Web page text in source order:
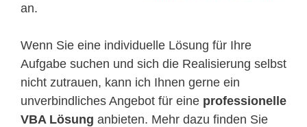
an.
Wenn Sie eine individuelle Lösung für Ihre
Aufgabe suchen und sich die Realisierung selbst
nicht zutrauen, kann ich Ihnen gerne ein
unverbindliches Angebot für eine professionelle
VBA Lösung anbieten. Mehr dazu finden Sie